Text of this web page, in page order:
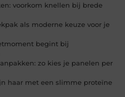
voorkom knellen bij brede
als moderne keuze voor je
begint bij
zo kies je panelen per
haar met een slimme proteïne